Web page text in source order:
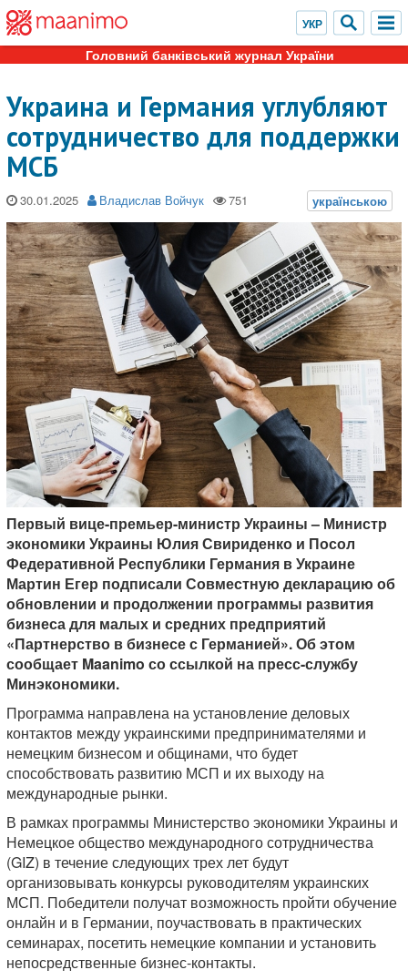
Головний банківський журнал України
Украина и Германия углубляют
сотрудничество для поддержки
МСБ
30.01.2025 Владислав Войчук
Первый вице-премьер-министр Украины – Министр
экономики Украины Юлия Свириденко и Посол
Федеративной Республики Германия в Украине
Мартин Егер подписали Совместную декларацию об
обновлении и продолжении программы развития
бизнеса для малых и средних предприятий
«Партнерство в бизнесе с Германией». Об этом
сообщает Maanimo со ссылкой на пресс-службу
Минэкономики.
Программа направлена ​​на установление деловых
контактов между украинскими предпринимателями и
немецким бизнесом и общинами, что будет
способствовать развитию МСП и их выходу на
международные рынки.
В рамках программы Министерство экономики Украины и
Немецкое общество международного сотрудничества
(GIZ) в течение следующих трех лет будут
организовывать конкурсы руководителям украинских
МСП. Победители получат возможность пройти обучение
онлайн и в Германии, поучаствовать в практических
семинарах, посетить немецкие компании и установить
непосредственные бизнес-контакты.